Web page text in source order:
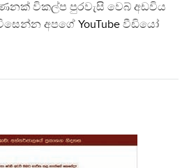
විකල්ප පුරවැසි වෙබ් අඩවිය
අපගේ YouTube වීඩියෝ